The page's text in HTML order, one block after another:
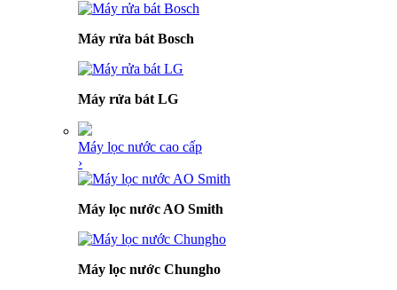
Máy rửa bát Bosch
Máy rửa bát LG
Máy lọc nước cao cấp
›
Máy lọc nước AO Smith
Máy lọc nước Chungho